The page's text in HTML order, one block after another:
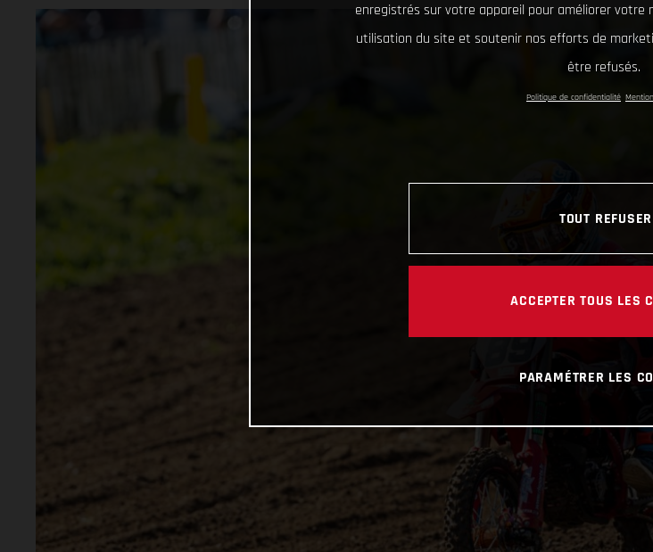
enregistrés sur votre appareil pour améliorer votre
utilisation du site et soutenir nos efforts de
être refusés.
Politique de confidentialité
TOUT REFUSER
ACCEPTER TOUS LES
PARAMÉTRER LES